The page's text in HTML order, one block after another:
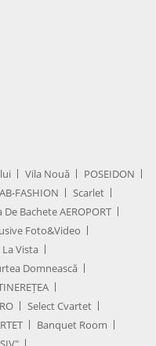
Vila Nouă
POSEIDON
AB-FASHION
Scarlet
De Bachete AEROPORT
Foto&Video
La Vista
Domnească
Select Cvartet
Banquet Room